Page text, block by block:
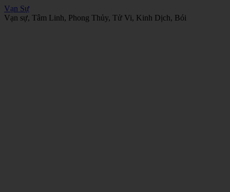
Vạn Sự
Vạn sự, Tâm Linh, Phong Thủy, Tử Vi, Kinh Dịch, Bói